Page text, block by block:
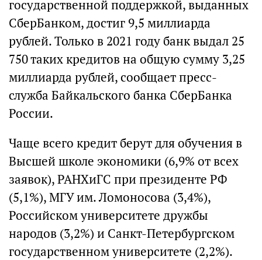
государственной поддержкой, выданных
СберБанком, достиг 9,5 миллиарда
рублей. Только в 2021 году банк выдал 25
750 таких кредитов на общую сумму 3,25
миллиарда рублей, сообщает пресс-
служба Байкальского банка СберБанка
России.
Чаще всего кредит берут для обучения в
Высшей школе экономики (6,9% от всех
заявок), РАНХиГС при президенте РФ
(5,1%), МГУ им. Ломоносова (3,4%),
Российском университете дружбы
народов (3,2%) и Санкт-Петербургском
государственном университете (2,2%).